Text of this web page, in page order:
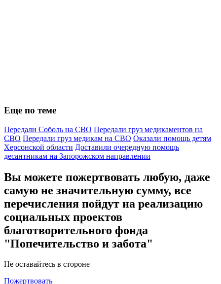
Еще по теме
Передали Соболь на СВО Передали груз медикаментов на
СВО Передали груз медикам на СВО Оказали помощь детям
Херсонской области Доставили очередную помощь
десантникам на Запорожском направлении
Вы можете пожертвовать любую, даже
самую не значительную сумму, все
перечисления пойдут на реализацию
социальных проектов
благотворительного фонда
"Попечительство и забота"
Не оставайтесь в стороне
Пожертвовать